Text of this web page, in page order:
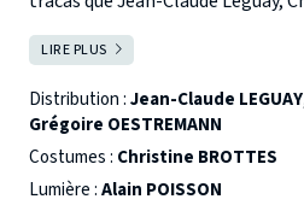
Grégoire Œstermann ont écrit. «
Baleinié ». C’est l’ « objet qu’on
reperd aussitôt » et c’est aussi le
» recrée une séance du « Baleinié ».
peaufinages de définitions, 56
instruments à vent, 3 guitares, 2
LIRE PLUS
Distribution :Jean-Claude LEGUAY
Grégoire OESTREMANN
Costumes : Christine BROTTES
Lumière :Alain POISSON